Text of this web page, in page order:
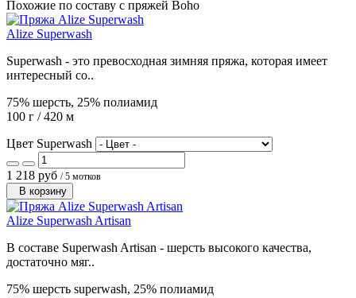
Похожие по составу с пряжей Boho
Alize Superwash
Superwash - это превосходная зимняя пряжа, которая имеет
интересный со..
75% шерсть, 25% полиамид
100 г / 420 м
Цвет Superwash
1 218 руб / 5 мотков
В корзину
Alize Superwash Artisan
В составе Superwash Artisan - шерсть высокого качества,
достаточно мяг..
75% шерсть superwash, 25% полиамид